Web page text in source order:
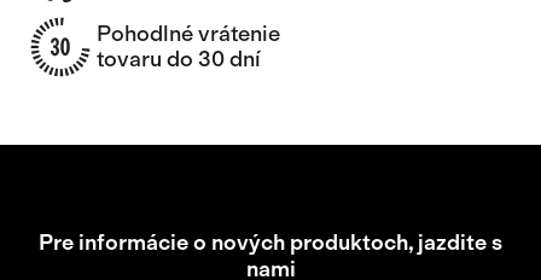
Pohodlné vrátenie
tovaru do 30 dní
Pre informácie o nových produktoch, jazdite s
nami